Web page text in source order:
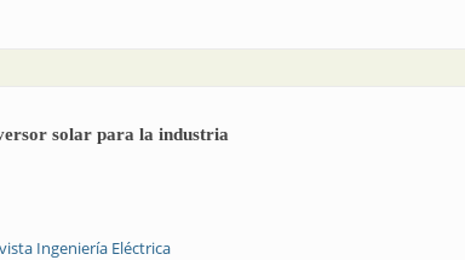
solar para la industria
Ingeniería Eléctrica